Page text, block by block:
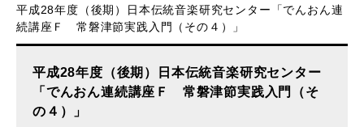
平成28年度（後期）日本伝統音楽研究センター「でんおん連
続講座Ｆ 常磐津節実践入門（その４）」
平成28年度（後期）日本伝統音楽研究センター
「でんおん連続講座Ｆ 常磐津節実践入門（そ
の４）」